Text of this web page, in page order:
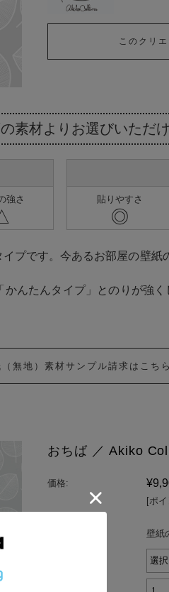
このクリ
素材より お選びいただ
強さ 貼りやすさ
◎
プです。今あるお部屋の壁
んたんタイプ」とのりが強
無地）素材サンプル請求はこちら
おちば ／ Akiko
価格:
[ポ
壁紙